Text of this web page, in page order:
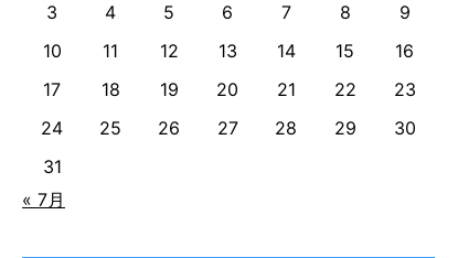
3
4 5 6 7 8
9
10
11 12 13 14 15
16
17
18 19 20 21 22
23
24
25 26 27 28 29
30
31
« 7月